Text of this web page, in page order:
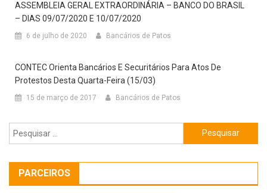
ASSEMBLEIA GERAL EXTRAORDINÁRIA – BANCO DO BRASIL
– DIAS 09/07/2020 E 10/07/2020
6 de julho de 2020 Bancários de Patos
CONTEC Orienta Bancários E Securitários Para Atos De
Protestos Desta Quarta-Feira (15/03)
15 de março de 2017 Bancários de Patos
Pesquisar
por:
PARCEIROS